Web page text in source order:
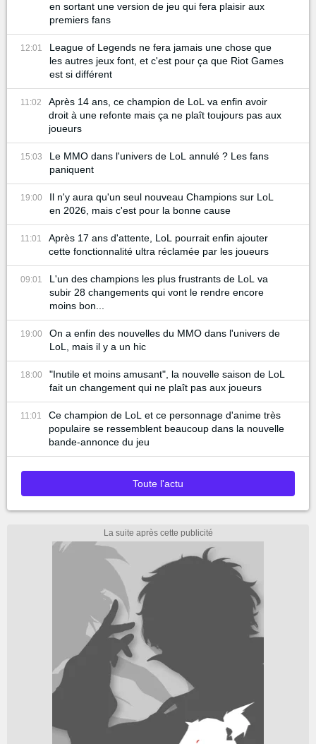
en sortant une version de jeu qui fera plaisir aux
premiers fans
12:01
League of Legends ne fera jamais une chose que
les autres jeux font, et c'est pour ça que Riot Games
est si différent
11:02
Après 14 ans, ce champion de LoL va enfin avoir
droit à une refonte mais ça ne plaît toujours pas aux
joueurs
15:03
Le MMO dans l'univers de LoL annulé ? Les fans
paniquent
19:00
Il n'y aura qu'un seul nouveau Champions sur LoL
en 2026, mais c'est pour la bonne cause
11:01
Après 17 ans d'attente, LoL pourrait enfin ajouter
cette fonctionnalité ultra réclamée par les joueurs
09:01
L'un des champions les plus frustrants de LoL va
subir 28 changements qui vont le rendre encore
moins bon...
19:00
On a enfin des nouvelles du MMO dans l'univers de
LoL, mais il y a un hic
18:00
"Inutile et moins amusant", la nouvelle saison de LoL
fait un changement qui ne plaît pas aux joueurs
11:01
Ce champion de LoL et ce personnage d'anime très
populaire se ressemblent beaucoup dans la nouvelle
bande-annonce du jeu
Toute l'actu